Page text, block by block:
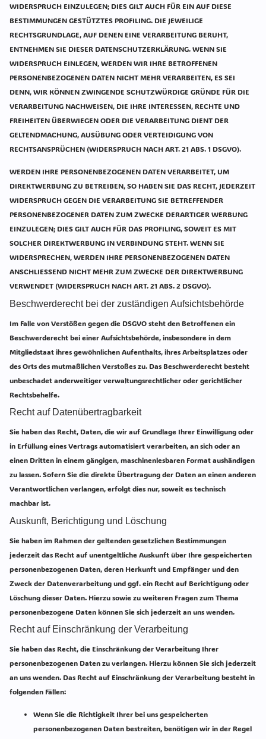
WIDERSPRUCH EINZULEGEN; DIES GILT AUCH FÜR EIN AUF DIESE
BESTIMMUNGEN GESTÜTZTES PROFILING. DIE JEWEILIGE
RECHTSGRUNDLAGE, AUF DENEN EINE VERARBEITUNG BERUHT,
ENTNEHMEN SIE DIESER DATENSCHUTZERKLÄRUNG. WENN SIE
WIDERSPRUCH EINLEGEN, WERDEN WIR IHRE BETROFFENEN
PERSONENBEZOGENEN DATEN NICHT MEHR VERARBEITEN, ES SEI
DENN, WIR KÖNNEN ZWINGENDE SCHUTZWÜRDIGE GRÜNDE FÜR DIE
VERARBEITUNG NACHWEISEN, DIE IHRE INTERESSEN, RECHTE UND
FREIHEITEN ÜBERWIEGEN ODER DIE VERARBEITUNG DIENT DER
GELTENDMACHUNG, AUSÜBUNG ODER VERTEIDIGUNG VON
RECHTSANSPRÜCHEN (WIDERSPRUCH NACH ART. 21 ABS. 1 DSGVO).
WERDEN IHRE PERSONENBEZOGENEN DATEN VERARBEITET, UM
DIREKTWERBUNG ZU BETREIBEN, SO HABEN SIE DAS RECHT, JEDERZEIT
WIDERSPRUCH GEGEN DIE VERARBEITUNG SIE BETREFFENDER
PERSONENBEZOGENER DATEN ZUM ZWECKE DERARTIGER WERBUNG
EINZULEGEN; DIES GILT AUCH FÜR DAS PROFILING, SOWEIT ES MIT
SOLCHER DIREKTWERBUNG IN VERBINDUNG STEHT. WENN SIE
WIDERSPRECHEN, WERDEN IHRE PERSONENBEZOGENEN DATEN
ANSCHLIESSEND NICHT MEHR ZUM ZWECKE DER DIREKTWERBUNG
VERWENDET (WIDERSPRUCH NACH ART. 21 ABS. 2 DSGVO).
Beschwerde­recht bei der zuständigen Aufsichts­behörde
Im Falle von Verstößen gegen die DSGVO steht den Betroffenen ein
Beschwerderecht bei einer Aufsichtsbehörde, insbesondere in dem
Mitgliedstaat ihres gewöhnlichen Aufenthalts, ihres Arbeitsplatzes oder
des Orts des mutmaßlichen Verstoßes zu. Das Beschwerderecht besteht
unbeschadet anderweitiger verwaltungsrechtlicher oder gerichtlicher
Rechtsbehelfe.
Recht auf Daten­übertrag­barkeit
Sie haben das Recht, Daten, die wir auf Grundlage Ihrer Einwilligung oder
in Erfüllung eines Vertrags automatisiert verarbeiten, an sich oder an
einen Dritten in einem gängigen, maschinenlesbaren Format aushändigen
zu lassen. Sofern Sie die direkte Übertragung der Daten an einen anderen
Verantwortlichen verlangen, erfolgt dies nur, soweit es technisch
machbar ist.
Auskunft, Berichtigung und Löschung
Sie haben im Rahmen der geltenden gesetzlichen Bestimmungen
jederzeit das Recht auf unentgeltliche Auskunft über Ihre gespeicherten
personenbezogenen Daten, deren Herkunft und Empfänger und den
Zweck der Datenverarbeitung und ggf. ein Recht auf Berichtigung oder
Löschung dieser Daten. Hierzu sowie zu weiteren Fragen zum Thema
personenbezogene Daten können Sie sich jederzeit an uns wenden.
Recht auf Einschränkung der Verarbeitung
Sie haben das Recht, die Einschränkung der Verarbeitung Ihrer
personenbezogenen Daten zu verlangen. Hierzu können Sie sich jederzeit
an uns wenden. Das Recht auf Einschränkung der Verarbeitung besteht in
folgenden Fällen:
Wenn Sie die Richtigkeit Ihrer bei uns gespeicherten
personenbezogenen Daten bestreiten, benötigen wir in der Regel